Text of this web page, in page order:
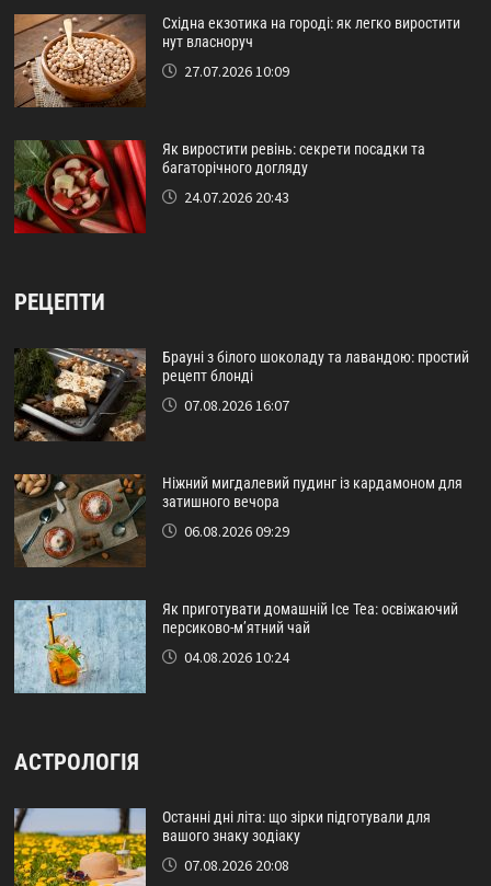
Східна екзотика на городі: як легко виростити
нут власноруч
27.07.2026 10:09
Як виростити ревінь: секрети посадки та
багаторічного догляду
24.07.2026 20:43
РЕЦЕПТИ
Брауні з білого шоколаду та лавандою: простий
рецепт блонді
07.08.2026 16:07
Ніжний мигдалевий пудинг із кардамоном для
затишного вечора
06.08.2026 09:29
Як приготувати домашній Ice Tea: освіжаючий
персиково-м’ятний чай
04.08.2026 10:24
АСТРОЛОГІЯ
Останні дні літа: що зірки підготували для
вашого знаку зодіаку
07.08.2026 20:08